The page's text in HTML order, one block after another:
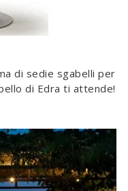
di sedie sgabelli per
di Edra ti attende!